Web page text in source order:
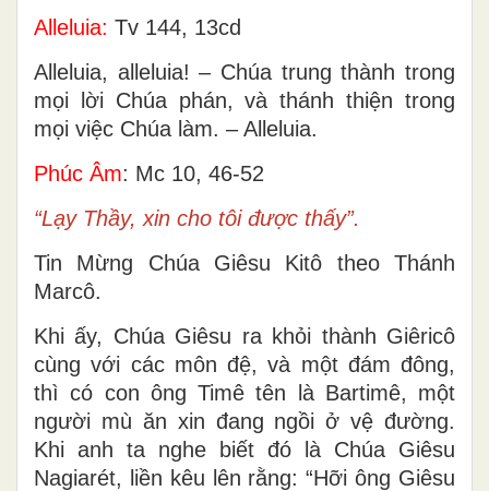
Alleluia: Tv 144, 13cd
Alleluia, alleluia! – Chúa trung thành trong
mọi lời Chúa phán, và thánh thiện trong
mọi việc Chúa làm. – Alleluia.
Phúc Âm: Mc 10, 46-52
“Lạy Thầy, xin cho tôi được thấy”.
Tin Mừng Chúa Giêsu Kitô theo Thánh
Marcô.
Khi ấy, Chúa Giêsu ra khỏi thành Giêricô
cùng với các môn đệ, và một đám đông,
thì có con ông Timê tên là Bartimê, một
người mù ăn xin đang ngồi ở vệ đường.
Khi anh ta nghe biết đó là Chúa Giêsu
Nagiarét, liền kêu lên rằng: “Hỡi ông Giêsu